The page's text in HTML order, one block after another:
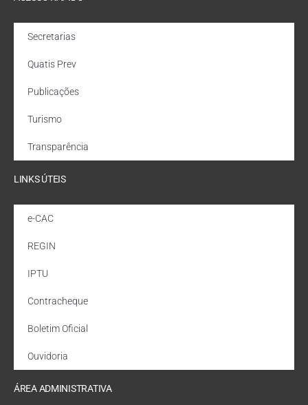
Secretarias
Quatis Prev
Publicações
Turismo
Transparência
LINKS ÚTEIS
e-CAC
REGIN
IPTU
Contracheque
Boletim Oficial
Ouvidoria
ÁREA ADMINISTRATIVA